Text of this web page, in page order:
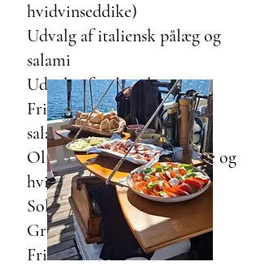
hvidvinseddike)
Udvalg af italiensk pålæg og
salami
Udvalg af italienske oste
Frisk grøn salat med frisk
salatdressing
Oliven serveret i olivenolie og
hvidløg
Soltørrede tomater
Grillet peberfrugt
Frisk focaccia brød